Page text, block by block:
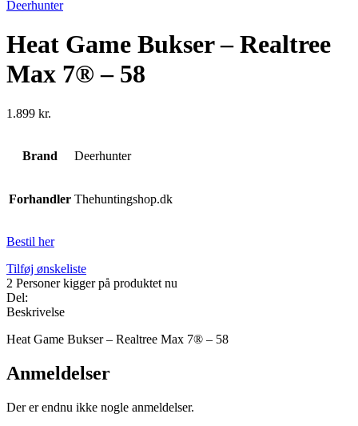
Deerhunter
Heat Game Bukser – Realtree
Max 7® – 58
1.899 kr.
Brand Deerhunter
Forhandler Thehuntingshop.dk
Bestil her
Tilføj ønskeliste
2 Personer kigger på produktet nu
Del:
Beskrivelse
Heat Game Bukser – Realtree Max 7® – 58
Anmeldelser
Der er endnu ikke nogle anmeldelser.